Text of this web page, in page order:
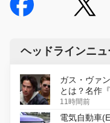
ヘッドラインニュ
ガス・ヴァ
とは？名作
初のデジタ
11時間前
電気自動車